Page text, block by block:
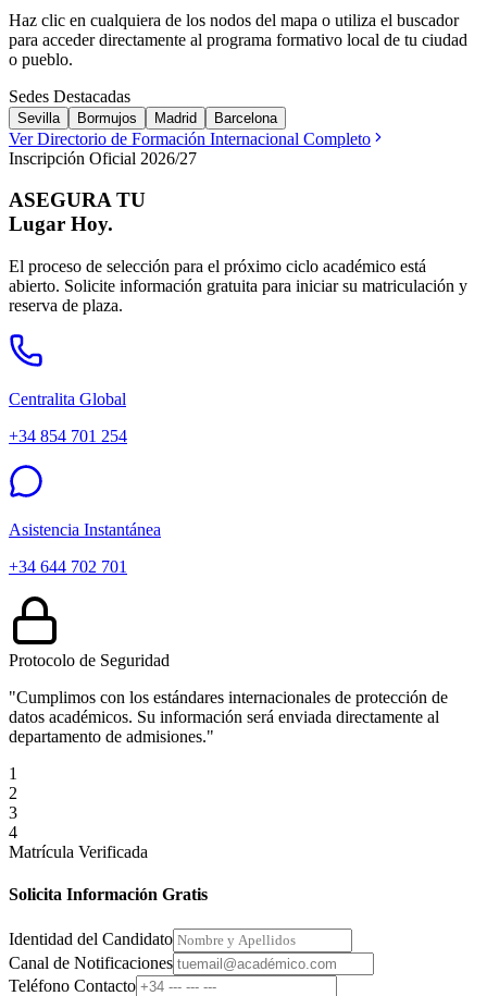
Haz clic en cualquiera de los nodos del mapa o utiliza el buscador
para acceder directamente al programa formativo local de tu ciudad
o pueblo.
Sedes Destacadas
Sevilla Bormujos Madrid Barcelona
Ver Directorio de Formación Internacional Completo
Inscripción Oficial 2026/27
ASEGURA TU
Lugar Hoy.
El proceso de selección para el próximo ciclo académico está
abierto. Solicite información gratuita para iniciar su matriculación y
reserva de plaza.
Centralita Global
+34 854 701 254
Asistencia Instantánea
+34 644 702 701
Protocolo de Seguridad
"Cumplimos con los estándares internacionales de protección de
datos académicos. Su información será enviada directamente al
departamento de admisiones."
1
2
3
4
Matrícula Verificada
Solicita Información Gratis
Identidad del Candidato
Canal de Notificaciones
Teléfono Contacto